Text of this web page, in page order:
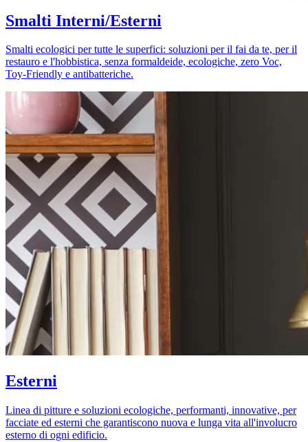
Smalti Interni/Esterni
Smalti ecologici per tutte le superfici: soluzioni per il fai da te, per il
restauro e l'hobbistica, senza formaldeide, ecologiche, zero Voc,
Toy-Friendly e antibatteriche.
Esterni
Linea di pitture e soluzioni ecologiche, performanti, innovative, per
facciate ed esterni che garantiscono nuova e lunga vita all'involucro
esterno di ogni edificio.